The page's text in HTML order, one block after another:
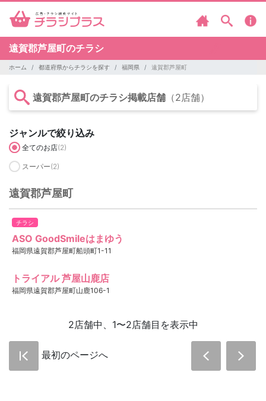
遠賀郡芦屋町のチラシ
ホーム 都道府県からチラシを探す 福岡県 遠賀郡芦屋町
遠賀郡芦屋町のチラシ掲載店舗 （2店舗）
ジャンルで絞り込み
全てのお店(2)
スーパー(2)
遠賀郡芦屋町
チラシ
ASO GoodSmileはまゆう
福岡県遠賀郡芦屋町船頭町1-11
トライアル 芦屋山鹿店
福岡県遠賀郡芦屋町山鹿106-1
2店舗中、1〜2店舗目を表示中
最初のページへ